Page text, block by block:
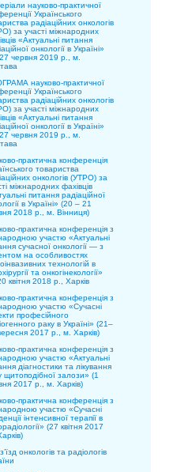
науково-практичної
Українського
радіаційних онкологів
за участі міжнародних
«Актуальні питання
онкології в Україні»
червня 2019 р., м.
науково-практичної
Українського
радіаційних онкологів
за участі міжнародних
«Актуальні питання
онкології в Україні»
червня 2019 р., м.
практична конференція
товариства
онкологів (УТРО) за
міжнародних фахівців
питання радіаційної
в Україні» (20 – 21
2018 р., м. Вінниця)
практична конференція з
участю «Актуальні
сучасної онкології — з
на особливостях
технологій в
та онкогінекології»
квітня 2018 р., Харків
практична конференція з
участю «Сучасні
професійного
раку в Україні» (21–
2017 р., м. Харків)
практична конференція з
участю «Актуальні
діагностики та лікування
щитоподібної залози» (1
2017 р., м. Харків)
практична конференція з
участю «Сучасні
інтенсивної терапії в
(27 квітня 2017
з’їзд онкологів та радіологів